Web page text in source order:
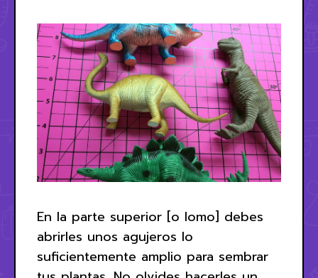
En la parte superior [o lomo] debes
abrirles unos agujeros lo
suficientemente amplio para sembrar